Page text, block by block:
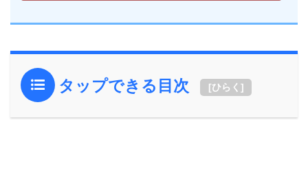
タップできる目次 [ひらく ]